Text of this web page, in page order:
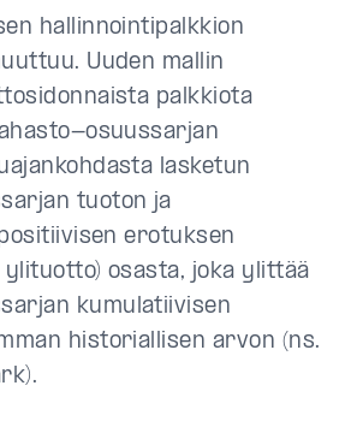
hallinnointipalkkion
Uuden mallin
palkkiota
osuussarjan
lasketun
tuoton ja
erotuksen
osasta, joka ylittää
kumulatiivisen
historiallisen arvon (ns.